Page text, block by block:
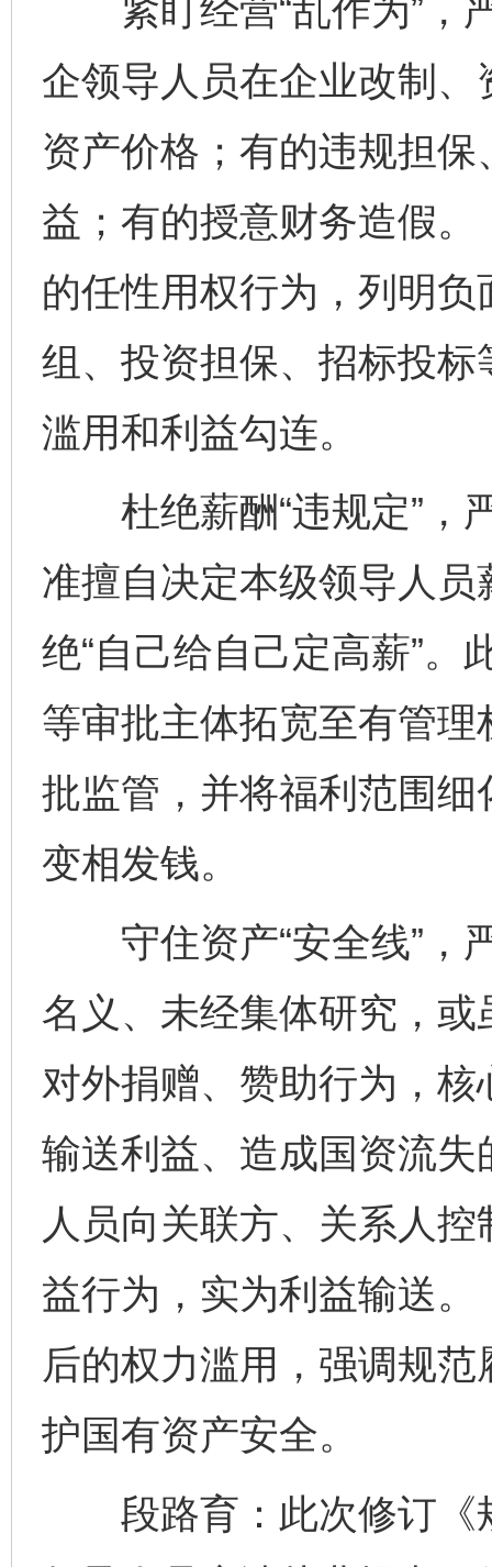
紧盯经营“乱作为”，
企领导人员在企业改制
资产价格；有的违规担
益；有的授意财务造假
的任性用权行为，列明
组、投资担保、招标投
滥用和利益勾连。
杜绝薪酬“违规定”，
准擅自决定本级领导人
绝“自己给自己定高薪”。
等审批主体拓宽至有管
批监管，并将福利范围
变相发钱。
守住资产“安全线”，
名义、未经集体研究，
对外捐赠、赞助行为，
输送利益、造成国资流
人员向关联方、关系人控
益行为，实为利益输送
后的权力滥用，强调规
护国有资产安全。
段路育：此次修订《